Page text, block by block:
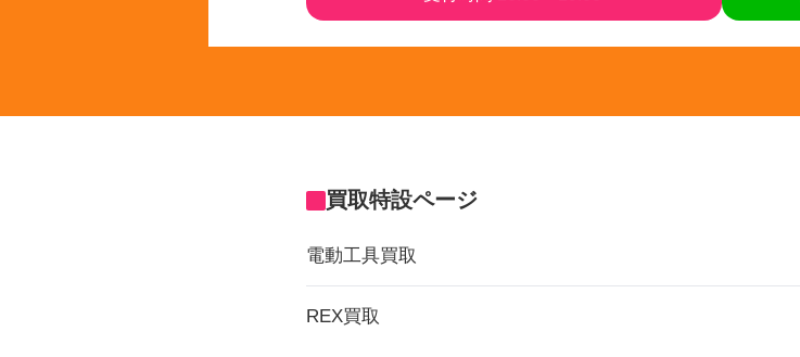
買取特設ページ
電動工具買取
REX買取